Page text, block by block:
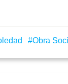
Obra